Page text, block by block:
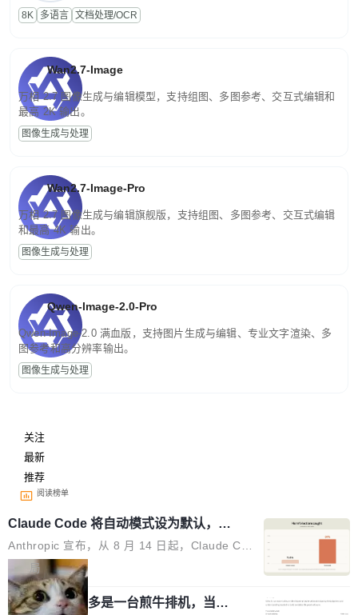
为便于存储、检索和二次处理的结构化结果。
8K 多语言 文档处理/OCR
Wan2.7-Image
万相 2.7 图像生成与编辑模型，支持组图、多图参考、交互式编辑和
最高 2K 输出。
图像生成与处理
Wan2.7-Image-Pro
万相 2.7 图像生成与编辑旗舰版，支持组图、多图参考、交互式编辑
和最高 4K 输出。
图像生成与处理
Qwen-Image-2.0-Pro
Qwen-Image-2.0 满血版，支持图片生成与编辑、专业文字渲染、多
图参考和高分辨率输出。
图像生成与处理
关注
最新
推荐
阅读榜单
Claude Code 将自动模式设为默认，称
人类审批只抓到 13.6% 危险命令
Anthropic 宣布，从 8 月 14 日起，Claude Cod
e 在 Pro、Max、Team 计划上将默认启用自动
模式（auto mode）。这个决定背后，是两组让
人不安的数据。 第一组：人类审批到底有多不靠
局
AI 辅助编程顶多是一台煎牛排机，当不